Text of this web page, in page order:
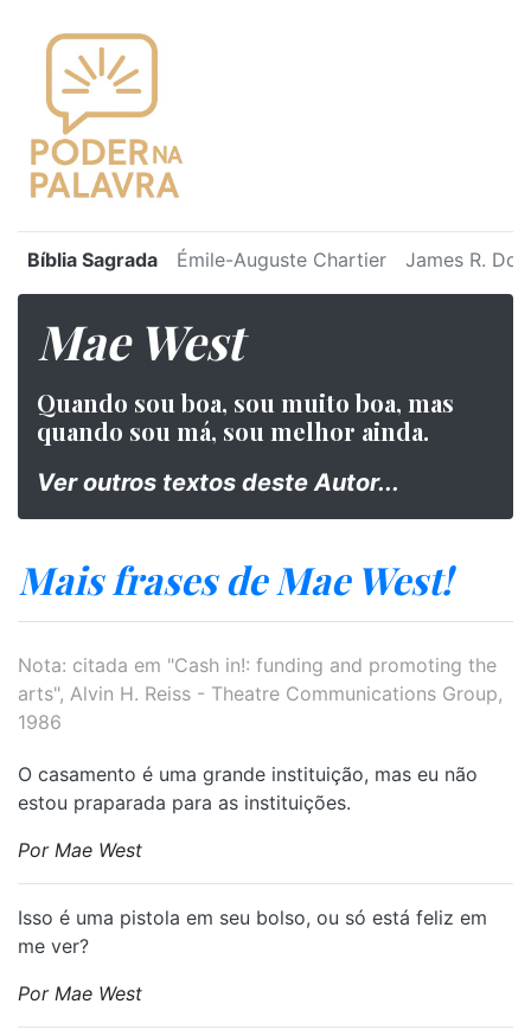
Bíblia Sagrada Émile-Auguste Chartier James R.
Mae West
Quando sou boa, sou muito boa, mas
quando sou má, sou melhor ainda.
Ver outros textos deste Autor...
Mais frases de Mae West!
Nota: citada em "Cash in!: funding and promoting the
arts", Alvin H. Reiss - Theatre Communications Group,
1986
O casamento é uma grande instituição, mas eu não
estou praparada para as instituições.
Por Mae West
Isso é uma pistola em seu bolso, ou só está feliz em
me ver?
Por Mae West